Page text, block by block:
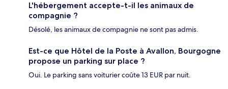
L'hébergement accepte-t-il les animaux de
compagnie ?
Désolé, les animaux de compagnie ne sont pas admis.
Est-ce que Hôtel de la Poste à Avallon, Bourgogne
propose un parking sur place ?
Oui. Le parking sans voiturier coûte 13 EUR par nuit.